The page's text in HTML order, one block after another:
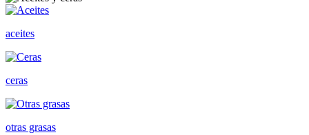
aceites
ceras
otras grasas